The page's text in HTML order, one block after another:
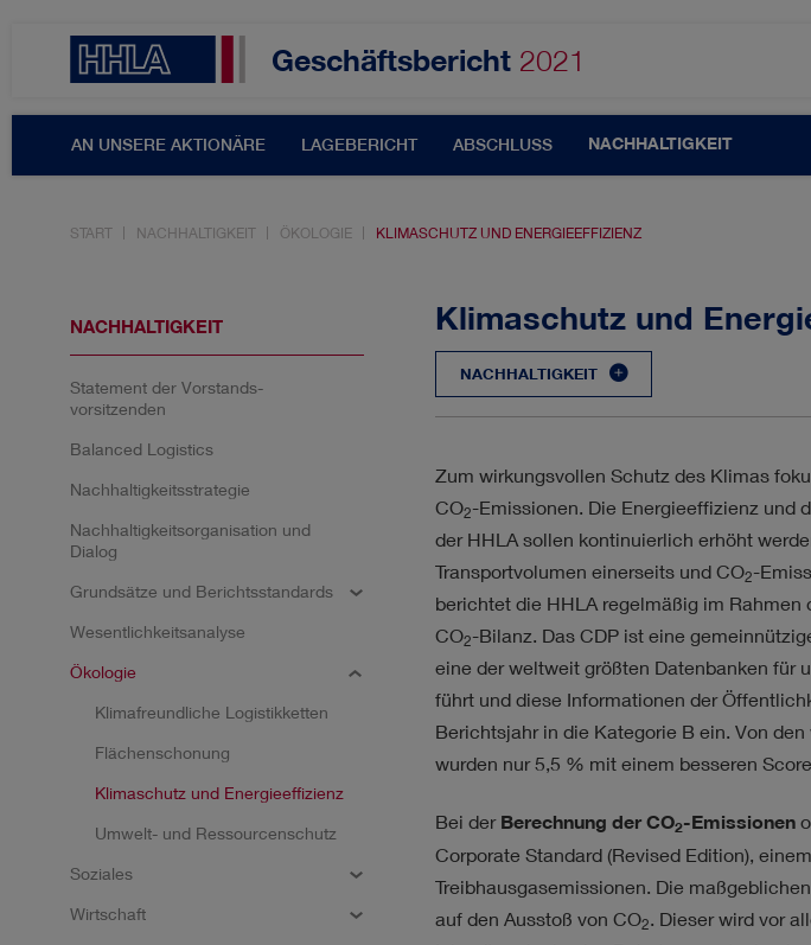
NACHHALTIGKEIT STRATEGIE
Ergebnisse
Kein Filter ausgewählt.
Geschäftsbericht 2021
AN UNSERE AKTIONÄRE LAGEBERICHT ABSCHLUSS NACHHALTIGKEIT
START NACHHALTIGKEIT ÖKOLOGIE KLIMASCHUTZ UND ENERGIEEFFIZIENZ
NACHHALTIGKEIT
Statement der Vorstands­
vorsitzenden
Balanced Logistics
Nachhaltigkeitsstrategie
Nachhaltigkeits­organisation und
Dialog
Grundsätze und Berichtsstandards
Wesentlichkeitsanalyse
Ökologie
Klimafreundliche Logistikketten
Flächenschonung
Klimaschutz und Energieeffizienz
Umwelt- und Ressourcenschutz
Soziales
Wirtschaft
Klimaschutz und
NACHHALTIGKEIT
Zum wirkungsvollen Schutz des Klimas
CO2-Emissionen. Die Energieeffizienz und
der HHLA sollen kontinuierlich erhöht
Transportvolumen einerseits und CO2-
berichtet die HHLA regelmäßig im Rahmen
CO2-Bilanz. Das CDP ist eine
eine der weltweit größten Datenbanken für
führt und diese Informationen der
Berichtsjahr in die Kategorie B ein. Von
wurden nur 5,5 % mit einem besseren
Bei der Berechnung der CO2-Emissionen
Corporate Standard (Revised Edition),
Treibhausgasemissionen. Die
auf den Ausstoß von CO2
. Dieser wird vor